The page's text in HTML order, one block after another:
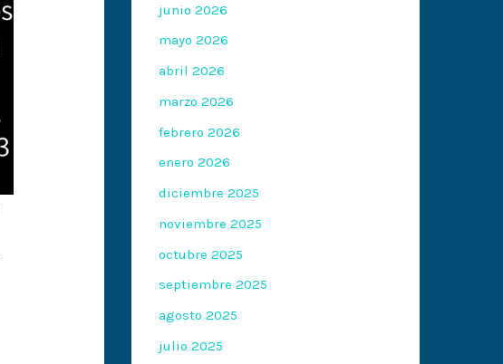
junio 2026
mayo 2026
abril 2026
marzo 2026
febrero 2026
enero 2026
diciembre 2025
noviembre 2025
octubre 2025
septiembre 2025
agosto 2025
julio 2025